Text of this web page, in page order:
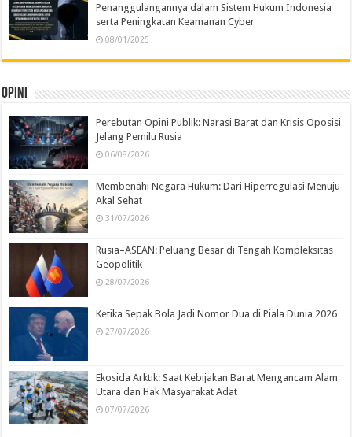
Penanggulangannya dalam Sistem Hukum Indonesia
serta Peningkatan Keamanan Cyber
08/01/2025
Opini
Perebutan Opini Publik: Narasi Barat dan Krisis Oposisi
Jelang Pemilu Rusia
06/08/2026
Membenahi Negara Hukum: Dari Hiperregulasi Menuju
Akal Sehat
31/07/2026
Rusia–ASEAN: Peluang Besar di Tengah Kompleksitas
Geopolitik
28/07/2026
Ketika Sepak Bola Jadi Nomor Dua di Piala Dunia 2026
27/07/2026
Ekosida Arktik: Saat Kebijakan Barat Mengancam Alam
Utara dan Hak Masyarakat Adat
07/07/2026